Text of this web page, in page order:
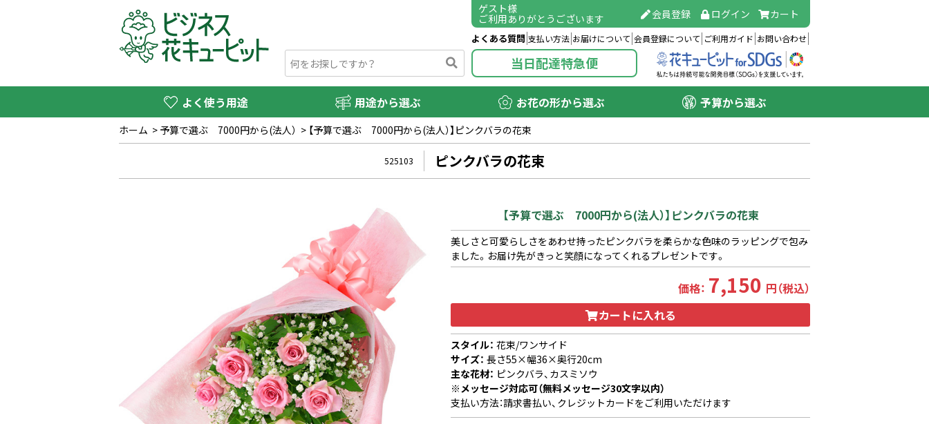
ゲスト様
ご利用ありがとうございます 会員登録 ログイン カート
よくある質問 支払い方法 お届けについて 会員登録について ご利用ガイド お問い合わせ
当日配達特急便
よく使う用途 用途から選ぶ お花の形から選ぶ 予算から選ぶ
ホーム > 予算で選ぶ 7000円から(法人） > 【予算で選ぶ 7000円から(法人）】ピンクバラの花束
525103 ピンクバラの花束
【予算で選ぶ 7000円から(法人）】ピンクバラの花束
美しさと可愛らしさをあわせ持ったピンクバラを柔らかな色味のラッピングで包み
ました。お届け先がきっと笑顔になってくれるプレゼントです。
価格： 7,150 円（税込）
カートに入れる
スタイル： 花束/ワンサイド
サイズ： 長さ55×幅36×奥行20cm
主な花材： ピンクバラ、カスミソウ
※メッセージ対応可（無料メッセージ30文字以内）
支払い方法：請求書払い、クレジットカードをご利用いただけます